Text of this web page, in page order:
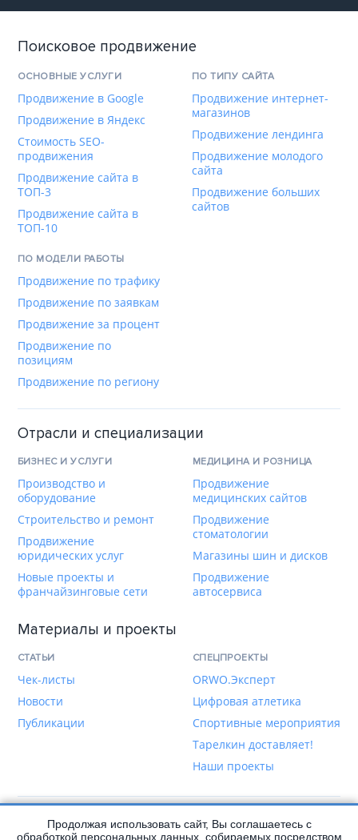
Поисковое продвижение
ОСНОВНЫЕ УСЛУГИ
Продвижение в Google
Продвижение в Яндекс
Стоимость SEO-
продвижения
Продвижение сайта в
ТОП-3
Продвижение сайта в
ТОП-10
ПО ТИПУ САЙТА
Продвижение интернет-
магазинов
Продвижение лендинга
Продвижение молодого
сайта
Продвижение больших
сайтов
ПО МОДЕЛИ РАБОТЫ
Продвижение по трафику
Продвижение по заявкам
Продвижение за процент
Продвижение по
позициям
Продвижение по региону
Отрасли и специализации
БИЗНЕС И УСЛУГИ
Производство и
оборудование
Строительство и ремонт
Продвижение
юридических услуг
Новые проекты и
франчайзинговые сети
МЕДИЦИНА И РОЗНИЦА
Продвижение
медицинских сайтов
Продвижение
стоматологии
Магазины шин и дисков
Продвижение
автосервиса
Материалы и проекты
СТАТЬИ
Чек-листы
Новости
Публикации
СПЕЦПРОЕКТЫ
ORWO.Эксперт
Цифровая атлетика
Спортивные мероприятия
Тарелкин доставляет!
Наши проекты
Написать нам
Продолжая использовать сайт, Вы соглашаетесь с
обработкой персональных данных, собираемых посредством